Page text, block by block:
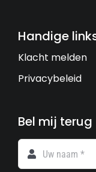
Handige
Klacht melden
Privacybeleid
Bel mij terug